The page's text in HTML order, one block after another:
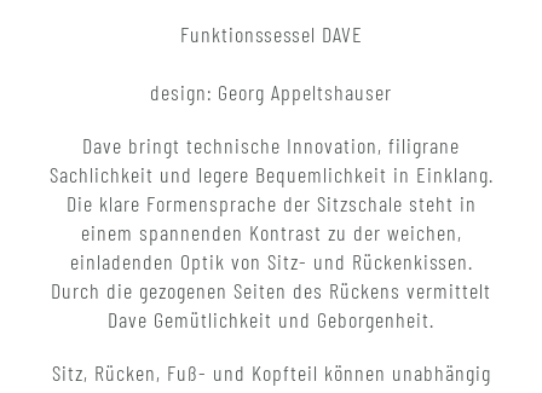
Funktionssessel DAVE
design: Georg Appeltshauser
Dave bringt technische Innovation, filigrane
Sachlichkeit und legere Bequemlichkeit in Einklang.
Die klare Formensprache der Sitzschale steht in
einem spannenden Kontrast zu der weichen,
einladenden Optik von Sitz- und Rückenkissen.
Durch die gezogenen Seiten des Rückens vermittelt
Dave Gemütlichkeit und Geborgenheit.
Sitz, Rücken, Fuß- und Kopfteil können unabhängig